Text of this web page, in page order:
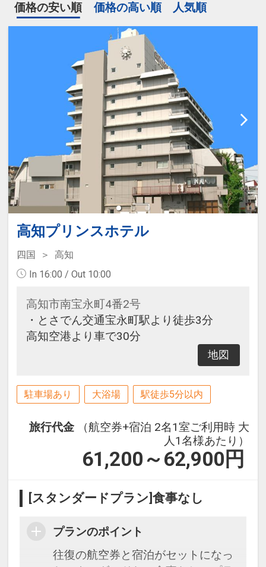
価格の安い順
価格の高い順 人気順
高知プリンスホテル
四国
高知
In 16:00 / Out 10:00
高知市南宝永町4番2号
・とさでん交通宝永町駅より徒歩3分
高知空港より車で30分
地図
駐車場あり 大浴場 駅徒歩5分以内
旅行代金
（航空券+宿泊 2名1室ご利用時 大
人1名様あたり）
61,200～62,900 円
[スタンダードプラン]食事なし
プランのポイント
往復の航空券と宿泊がセットになっ